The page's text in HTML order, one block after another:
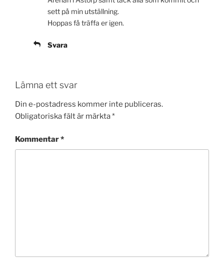
sett på min utställning.
Hoppas få träffa er igen.
Svara
Lämna ett svar
Din e-postadress kommer inte publiceras.
Obligatoriska fält är märkta*
Kommentar*